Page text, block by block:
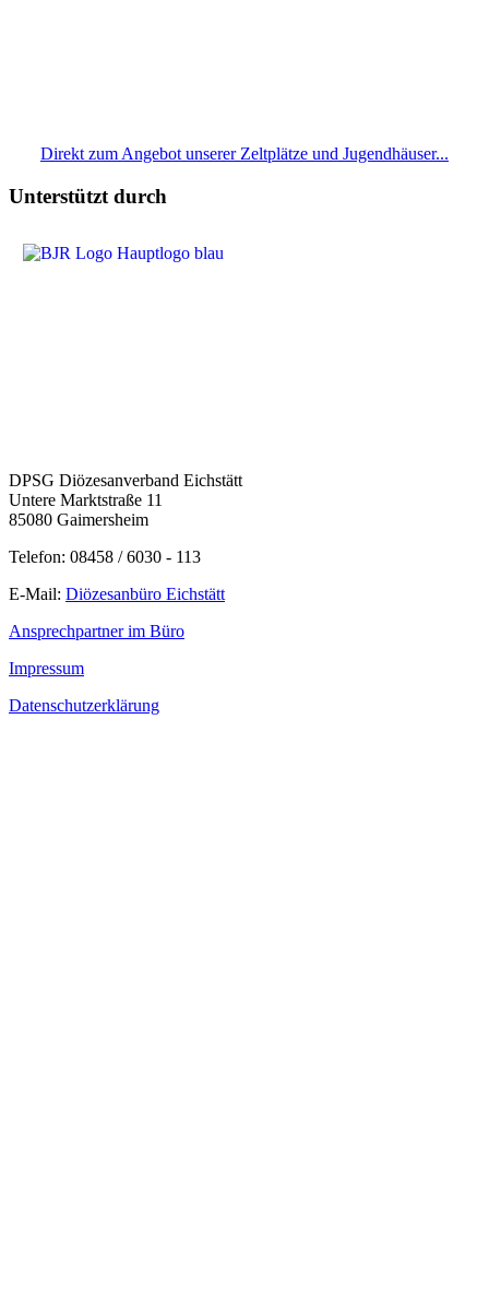
Direkt zum Angebot unserer Zeltplätze und Jugendhäuser...
Unterstützt durch
DPSG Diözesanverband Eichstätt
Untere Marktstraße 11
85080 Gaimersheim
Telefon: 08458 / 6030 - 113
E-Mail: Diözesanbüro Eichstätt
Ansprechpartner im Büro
Impressum
Datenschutzerklärung